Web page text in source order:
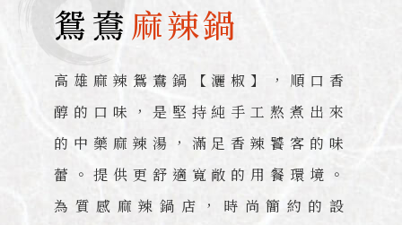
鴛鴦麻辣鍋
高雄麻辣鴛鴦鍋【灑椒】，順口香
醇的口味，是堅持純手工熬煮出來
的中藥麻辣湯，滿足香辣饕客的味
蕾。提供更舒適寬敞的用餐環境。
為質感麻辣鍋店，時尚簡約的設